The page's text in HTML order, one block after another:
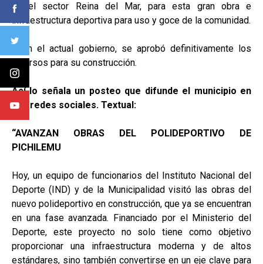
en el sector Reina del Mar, para esta gran obra e
infraestructura deportiva para uso y goce de la comunidad.
Y, en el actual gobierno, se aprobó definitivamente los
recursos para su construcción.
Así lo señala un posteo que difunde el municipio en
sus redes sociales. Textual:
“AVANZAN OBRAS DEL POLIDEPORTIVO DE
PICHILEMU
Hoy, un equipo de funcionarios del Instituto Nacional del
Deporte (IND) y de la Municipalidad visitó las obras del
nuevo polideportivo en construcción, que ya se encuentran
en una fase avanzada. Financiado por el Ministerio del
Deporte, este proyecto no solo tiene como objetivo
proporcionar una infraestructura moderna y de altos
estándares, sino también convertirse en un eje clave para